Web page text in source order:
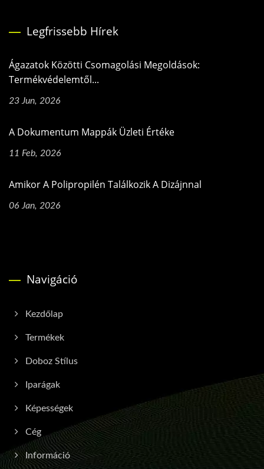
Legfrissebb Hírek
Ágazatok Közötti Csomagolási Megoldások:
Termékvédelemtől...
23 Jun, 2026
A Dokumentum Mappák Üzleti Értéke
11 Feb, 2026
Amikor A Polipropilén Találkozik A Dizájnnal
06 Jan, 2026
Navigáció
Kezdőlap
Termékek
Doboz Stílus
Iparágak
Képességek
Cég
Információ